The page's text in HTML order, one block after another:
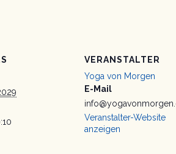
VERANSTALTER
Yoga von Morgen
E-Mail
Veranstalter-Website
anzeigen